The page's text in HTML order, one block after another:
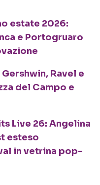
estate 2026:
e Portogruaro
Ravel e
del Campo e
Live 26: Angelina
esteso
in vetrina pop-